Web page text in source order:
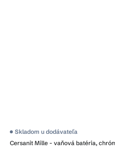
Cersanit Mille - vaňová batéria,
Skladom u dodávateľa